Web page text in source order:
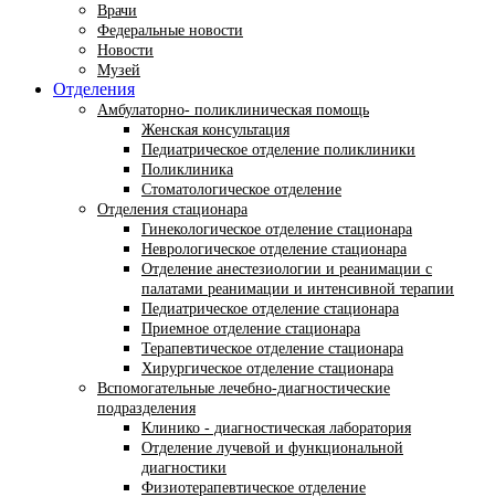
Врачи
Федеральные новости
Новости
Музей
Отделения
Амбулаторно- поликлиническая помощь
Женская консультация
Педиатрическое отделение поликлиники
Поликлиника
Стоматологическое отделение
Отделения стационара
Гинекологическое отделение стационара
Неврологическое отделение стационара
Отделение анестезиологии и реанимации с
палатами реанимации и интенсивной терапии
Педиатрическое отделение стационара
Приемное отделение стационара
Терапевтическое отделение стационара
Хирургическое отделение стационара
Вспомогательные лечебно-диагностические
подразделения
Клинико - диагностическая лаборатория
Отделение лучевой и функциональной
диагностики
Физиотерапевтическое отделение